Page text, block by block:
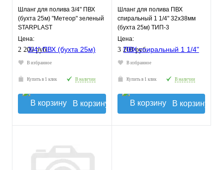
Шланг для полива 3/4" ПВХ
(бухта 25м) "Метеор" зеленый
STARPLAST
Цена:
2 200 руб.
В избранное
Купить в 1 клик В наличии
В корзину
Шланг для полива ПВХ
спиральный 1 1/4" 32х38мм
(бухта 25м) ТИП-3
слабонапорный
морозостойкий
Цена:
3 200 руб.
В избранное
Купить в 1 клик В наличии
В корзину